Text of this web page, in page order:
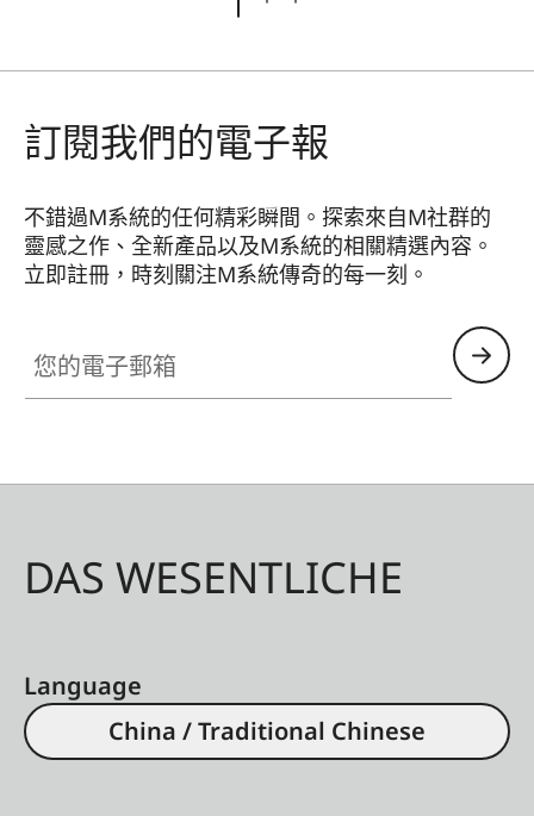
訂閱我們的電子報
不錯過M系統的任何精彩瞬間。探索來自M社群的
靈感之作、全新產品以及M系統的相關精選內容。
立即註冊，時刻關注M系統傳奇的每一刻。
DAS WESENTLICHE
Language
China / Traditional Chinese